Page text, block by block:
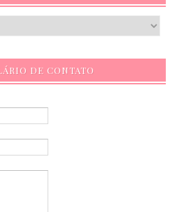
DE CONTATO